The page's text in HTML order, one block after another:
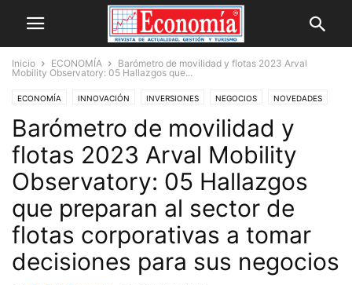
Inicio ECONOMÍA
Barómetro de movilidad y flotas 2023 Arval
Mobility Observatory: 05 Hallazgos que...
ECONOMÍA INNOVACIÓN INVERSIONES NEGOCIOS NOVEDADES
OPINIÓN
Barómetro de movilidad y
flotas 2023 Arval Mobility
Observatory: 05 Hallazgos
que preparan al sector de
flotas corporativas a tomar
decisiones para sus negocios